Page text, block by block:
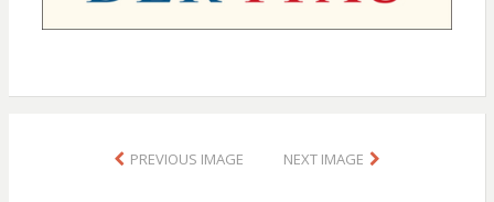
PREVIOUS IMAGE NEXT IMAGE